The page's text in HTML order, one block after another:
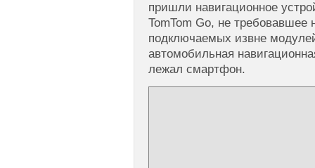
пришли навигационное
TomTom Go, не требовавшее
подключаемых извне
автомобильная
лежал смартфон.